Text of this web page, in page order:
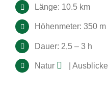
Länge: 10.5 km
Höhenmeter: 350 m
Dauer: 2,5 – 3 h
Natur | Ausblicke